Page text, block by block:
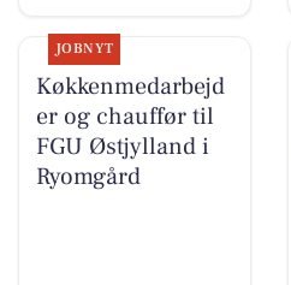
JOBNYT
Køkkenmedarbejd
er og chauffør til
FGU Østjylland i
Ryomgård